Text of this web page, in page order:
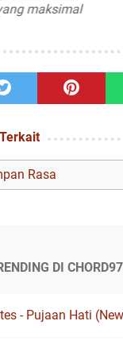
maksimal
Rasa
DI
- Pujaan Hati